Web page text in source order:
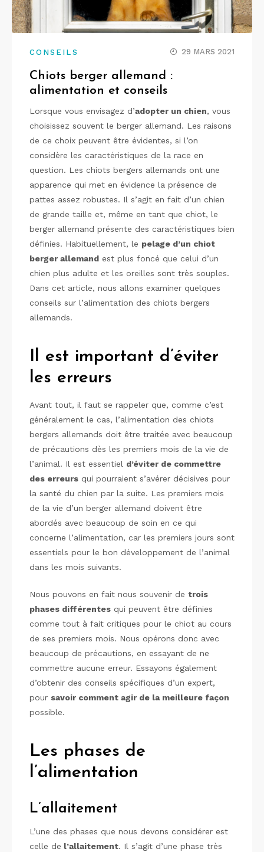
CONSEILS 29 MARS 2021
Chiots berger allemand :
alimentation et conseils
Lorsque vous envisagez d’adopter un chien, vous
choisissez souvent le berger allemand. Les raisons
de ce choix peuvent être évidentes, si l’on
considère les caractéristiques de la race en
question. Les chiots bergers allemands ont une
apparence qui met en évidence la présence de
pattes assez robustes. Il s’agit en fait d’un chien
de grande taille et, même en tant que chiot, le
berger allemand présente des caractéristiques bien
définies. Habituellement, le pelage d’un chiot
berger allemand est plus foncé que celui d’un
chien plus adulte et les oreilles sont très souples.
Dans cet article, nous allons examiner quelques
conseils sur l’alimentation des chiots bergers
allemands.
Il est important d’éviter
les erreurs
Avant tout, il faut se rappeler que, comme c’est
généralement le cas, l’alimentation des chiots
bergers allemands doit être traitée avec beaucoup
de précautions dès les premiers mois de la vie de
l’animal. Il est essentiel d’éviter de commettre
des erreurs qui pourraient s’avérer décisives pour
la santé du chien par la suite. Les premiers mois
de la vie d’un berger allemand doivent être
abordés avec beaucoup de soin en ce qui
concerne l’alimentation, car les premiers jours sont
essentiels pour le bon développement de l’animal
dans les mois suivants.
Nous pouvons en fait nous souvenir de trois
phases différentes qui peuvent être définies
comme tout à fait critiques pour le chiot au cours
de ses premiers mois. Nous opérons donc avec
beaucoup de précautions, en essayant de ne
commettre aucune erreur. Essayons également
d’obtenir des conseils spécifiques d’un expert,
pour savoir comment agir de la meilleure façon
possible.
Les phases de
l’alimentation
L’allaitement
L’une des phases que nous devons considérer est
celle de l’allaitement. Il s’agit d’une phase très